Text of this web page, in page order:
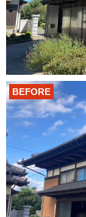
BEFORE